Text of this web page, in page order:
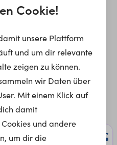
in Wien
Cookie!
unsere Plattform
und um dir relevante
zeigen zu können.
wir Daten über
Mit einem Klick auf
damit
und andere
um dir die